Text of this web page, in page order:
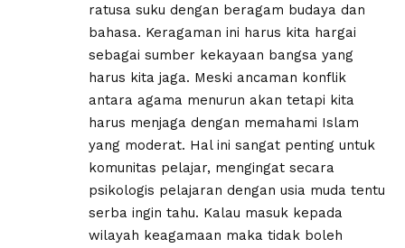
ratusa suku dengan beragam budaya dan
bahasa. Keragaman ini harus kita hargai
sebagai sumber kekayaan bangsa yang
harus kita jaga. Meski ancaman konflik
antara agama menurun akan tetapi kita
harus menjaga dengan memahami Islam
yang moderat. Hal ini sangat penting untuk
komunitas pelajar, mengingat secara
psikologis pelajaran dengan usia muda tentu
serba ingin tahu. Kalau masuk kepada
wilayah keagamaan maka tidak boleh